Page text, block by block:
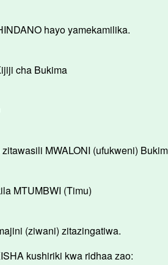
hayo yamekamilika.
cha Bukima
MWALONI (ufukweni)
MTUMBWI (Timu)
(ziwani) zitazingatiwa.
kushiriki kwa ridhaa zao: